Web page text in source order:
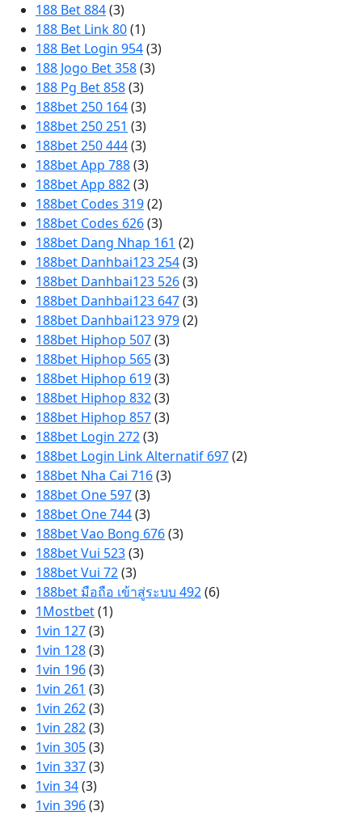
188 Bet 884(3)
188 Bet Link 80(1)
188 Bet Login 954(3)
188 Jogo Bet 358(3)
188 Pg Bet 858(3)
188bet 250 164(3)
188bet 250 251 (3)
188bet 250 444(3)
188bet App 788(3)
188bet App 882(3)
188bet Codes 319(2)
188bet Codes 626(3)
188bet Dang Nhap 161 (2)
188bet Danhbai123 254(3)
188bet Danhbai123 526(3)
188bet Danhbai123 647(3)
188bet Danhbai123 979(2)
188bet Hiphop 507(3)
188bet Hiphop 565(3)
188bet Hiphop 619(3)
188bet Hiphop 832(3)
188bet Hiphop 857(3)
188bet Login 272(3)
188bet Login Link Alternatif 697(2)
188bet Nha Cai 716(3)
188bet One 597(3)
188bet One 744(3)
188bet Vao Bong 676(3)
188bet Vui 523(3)
188bet Vui 72(3)
188bet มือถือ เข้าสู่ระบบ 492(6)
1Mostbet(1)
1vin 127(3)
1vin 128(3)
1vin 196(3)
1vin 261 (3)
1vin 262(3)
1vin 282(3)
1vin 305(3)
1vin 337(3)
1vin 34(3)
1vin 396(3)